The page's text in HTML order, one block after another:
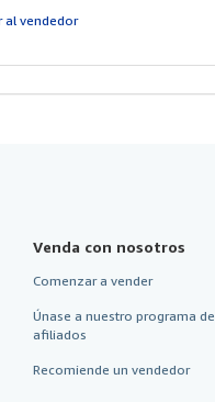
al vendedor
Venda con nosotros
Comenzar a vender
Únase a nuestro programa de
afiliados
Recomiende un vendedor